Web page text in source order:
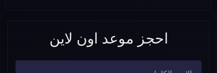
احجز موعد اون لاين